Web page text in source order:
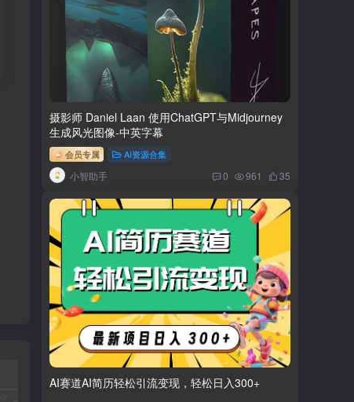
摄影师 Daniel Laan 使用ChatGPT与Midjourney
生成风光图像-中英字幕
会员专属 AI资源合集
小智助手 0 961 35
AI赛道AI简历轻松引流变现，轻松日入300+